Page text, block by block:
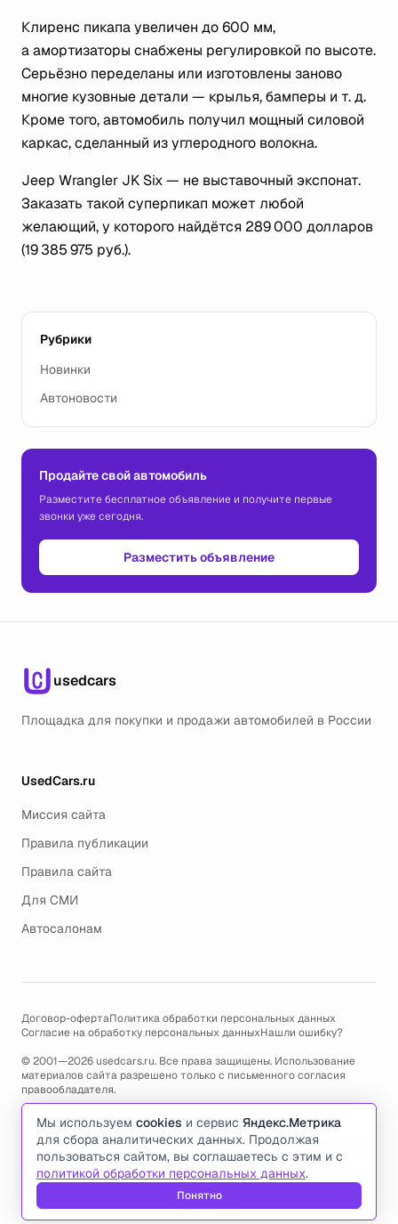
Клиренс пикапа увеличен до 600 мм,
а амортизаторы снабжены регулировкой по высоте.
Серьёзно переделаны или изготовлены заново
многие кузовные детали — крылья, бамперы и т. д.
Кроме того, автомобиль получил мощный силовой
каркас, сделанный из углеродного волокна.
Jeep Wrangler JK Six — не выставочный экспонат.
Заказать такой суперпикап может любой
желающий, у которого найдётся 289 000 долларов
(19 385 975 руб.).
Рубрики
Новинки
Автоновости
Продайте свой автомобиль
Разместите бесплатное объявление и получите первые
звонки уже сегодня.
Разместить объявление
usedcars
Площадка для покупки и продажи автомобилей в России
UsedCars.ru
Миссия сайта
Правила публикации
Правила сайта
Для СМИ
Автосалонам
Договор-офертаПолитика обработки персональных данных
Согласие на обработку персональных данныхНашли ошибку?
© 2001—2026 usedcars.ru. Все права защищены. Использование
материалов сайта разрешено только с письменного согласия
правообладателя.
Пользуясь сайтом, вы соглашаетесь с использованием cookies и
политикой обработки персональных данных.
По всем вопросам связанным с работой сайта, ошибками, глюками
и проблемами обращайтесь по адресу электронной почты
support@usedcars.ruили пишите в телеграм@usedcarsru_support
Мы используем cookies и сервис Яндекс.Метрика
для сбора аналитических данных. Продолжая
пользоваться сайтом, вы соглашаетесь с этим и с
политикой обработки персональных данных.
Понятно